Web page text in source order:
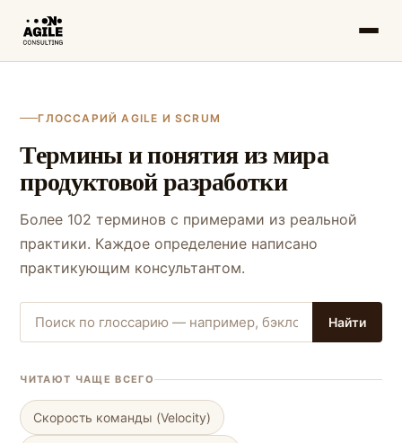
ГЛОССАРИЙ AGILE И SCRUM
Термины и понятия из мира
продуктовой разработки
Более 102 терминов с примерами из реальной
практики. Каждое определение написано
практикующим консультантом.
Найти
ЧИТАЮТ ЧАЩЕ ВСЕГО
Скорость команды (Velocity)